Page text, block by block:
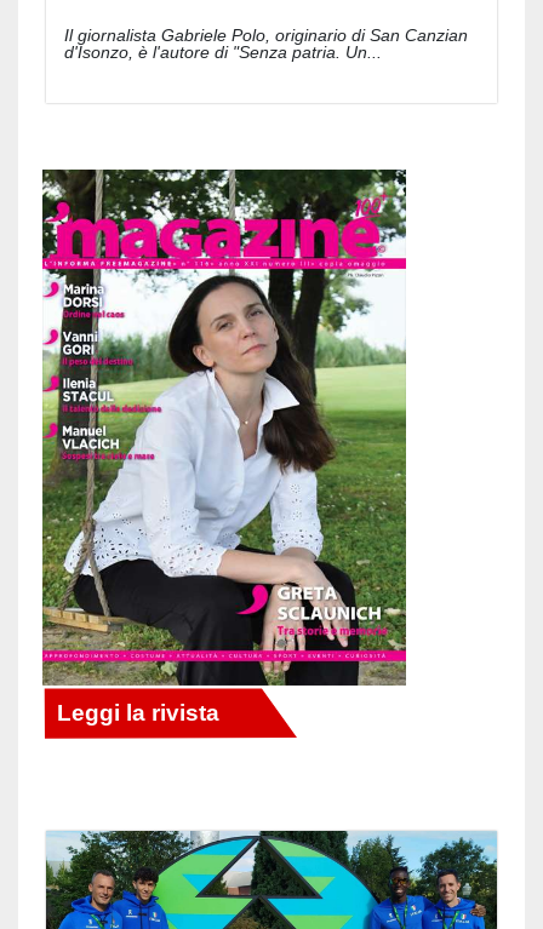
Il giornalista Gabriele Polo, originario di San Canzian
d'Isonzo, è l'autore di "Senza patria. Un...